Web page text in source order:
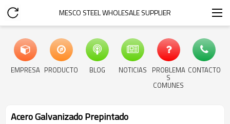
MESCO STEEL WHOLESALE SUPPLIER
EMPRESA PRODUCTO BLOG NOTICIAS PROBLEMA
S
COMUNES
CONTACTO
Acero Galvanizado Prepintado